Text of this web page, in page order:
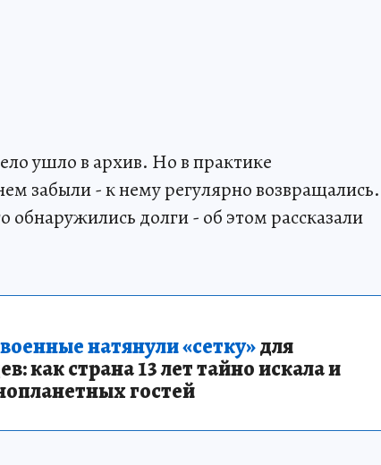
ушло в архив. Но в практике
забыли - к нему регулярно возвращались.
обнаружились долги - об этом рассказали
натянули «сетку»для
как страна 13 лет тайно искала и
гостей